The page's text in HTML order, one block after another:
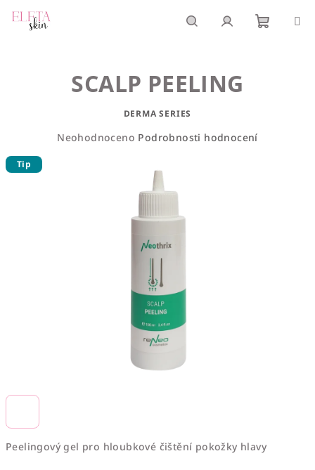
obsah
Peelingový gel pro hloubkové čištění pokožky hlavy
SCALP PEELING
DERMA SERIES
Průměrné
Neohodnoceno Podrobnosti hodnocení
Tip